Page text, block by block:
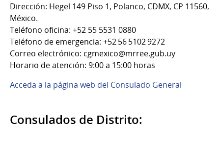
Dirección: Hegel 149 Piso 1, Polanco, CDMX, CP 11560,
México.
Teléfono oficina: +52 55 5531 0880
Teléfono de emergencia: +52 56 5102 9272
Correo electrónico: cgmexico@mrree.gub.uy
Horario de atención: 9:00 a 15:00 horas
Acceda a la página web del Consulado General
Consulados de Distrito: